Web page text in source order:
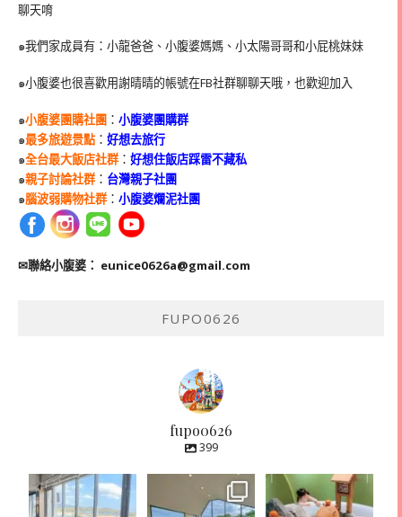
聊天唷
๑我們家成員有：小龍爸爸、小腹婆媽媽、小太陽哥哥和小屁桃妹妹
๑小腹婆也很喜歡用謝晴晴的帳號在FB社群聊聊天哦，也歡迎加入
๑小腹婆團購社團 ： 小腹婆團購群
๑最多旅遊景點： 好想去旅行
๑全台最大飯店社群： 好想住飯店踩雷不藏私
๑親子討論社群： 台灣親子社團
๑腦波弱購物社群： 小腹婆爛泥社團
✉聯絡小腹婆： eunice0626a@gmail.com
FUPO0626
fupo0626
399